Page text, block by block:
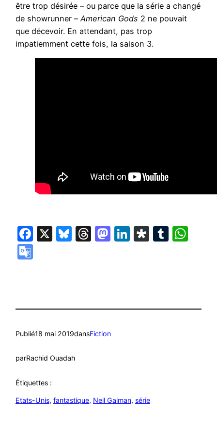
être trop désirée – ou parce que la série a changé
de showrunner – American Gods 2 ne pouvait
que décevoir. En attendant, pas trop
impatiemment cette fois, la saison 3.
Facebook
X Bluesky
Threads
Mastodon
LinkedIn
Diaspora
Publié18 mai 2019dansFiction
parRachid Ouadah
Étiquettes :
Etats-Unis, fantastique, Neil Gaiman, série